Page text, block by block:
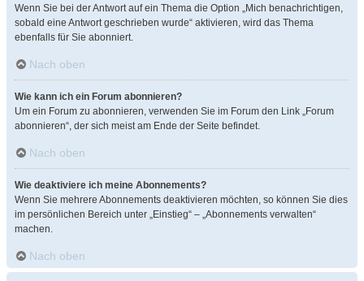
Wenn Sie bei der Antwort auf ein Thema die Option „Mich benachrichtigen,
sobald eine Antwort geschrieben wurde“ aktivieren, wird das Thema
ebenfalls für Sie abonniert.
Nach oben
Wie kann ich ein Forum abonnieren?
Um ein Forum zu abonnieren, verwenden Sie im Forum den Link „Forum
abonnieren“, der sich meist am Ende der Seite befindet.
Nach oben
Wie deaktiviere ich meine Abonnements?
Wenn Sie mehrere Abonnements deaktivieren möchten, so können Sie dies
im persönlichen Bereich unter „Einstieg“ – „Abonnements verwalten“
machen.
Nach oben